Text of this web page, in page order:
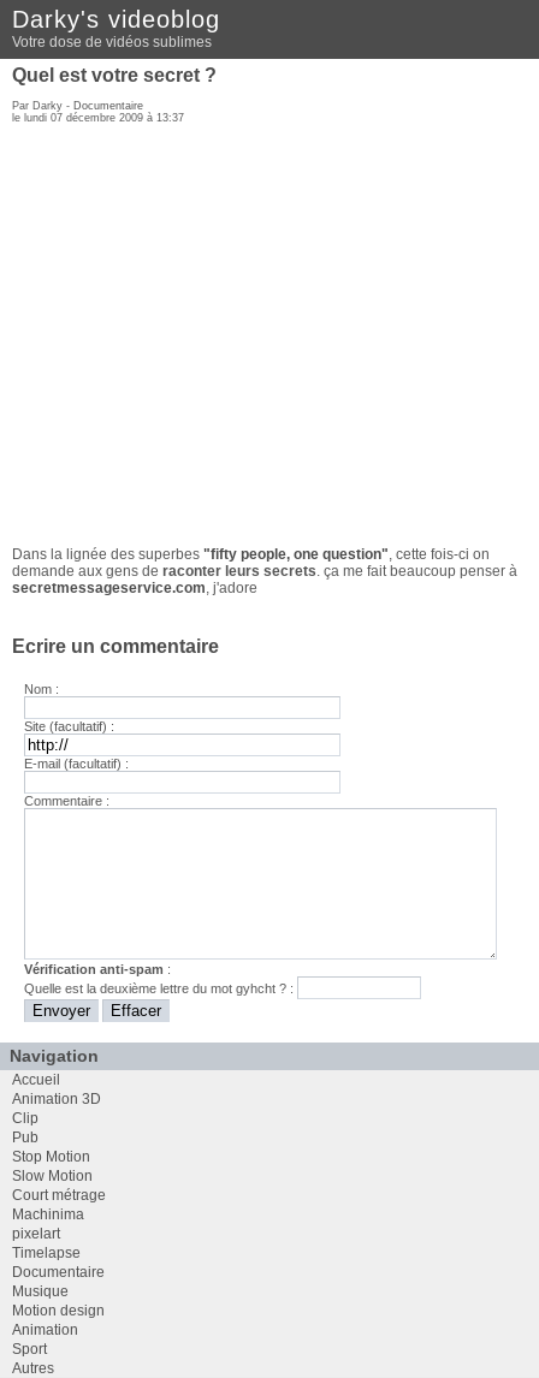
Darky's videoblog
Votre dose de vidéos sublimes
Quel est votre secret ?
Par Darky - Documentaire
le lundi 07 décembre 2009 à 13:37
Dans la lignée des superbes "fifty people, one question", cette fois-ci on
demande aux gens de raconter leurs secrets. ça me fait beaucoup penser à
secretmessageservice.com, j'adore
Ecrire un commentaire
Nom :
Site (facultatif) :
E-mail (facultatif) :
Commentaire :
Vérification anti-spam :
Quelle est ladeuxième lettre du motgyhcht ? :
Navigation
Accueil
Animation 3D
Clip
Pub
Stop Motion
Slow Motion
Court métrage
Machinima
pixelart
Timelapse
Documentaire
Musique
Motion design
Animation
Sport
Autres